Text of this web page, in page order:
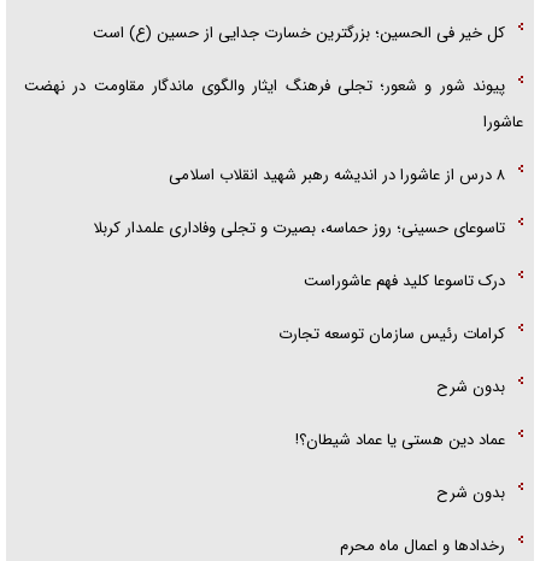
کل خیر فی الحسین؛ بزرگترین خسارت جدایی از حسین (ع) است
پیوند شور و شعور؛ تجلی فرهنگ ایثار والگوی ماندگار مقاومت در نهضت
عاشورا
۸ درس از عاشورا در اندیشه رهبر شهید انقلاب اسلامی
تاسوعای حسینی؛ روز حماسه، بصیرت و تجلی وفاداری علمدار کربلا
درک تاسوعا کلید فهم عاشوراست
کرامات رئیس سازمان توسعه تجارت
بدون شرح
عماد دین هستی یا عماد شیطان؟!
بدون شرح
رخداد‌ها و اعمال ماه محرم